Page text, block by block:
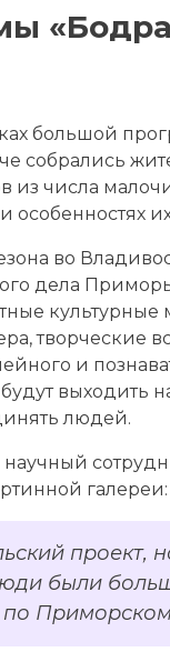
большой
собрались
из числа
особенностях
во
дела
творческие
и
выходить
людей.
галереи:
были
по